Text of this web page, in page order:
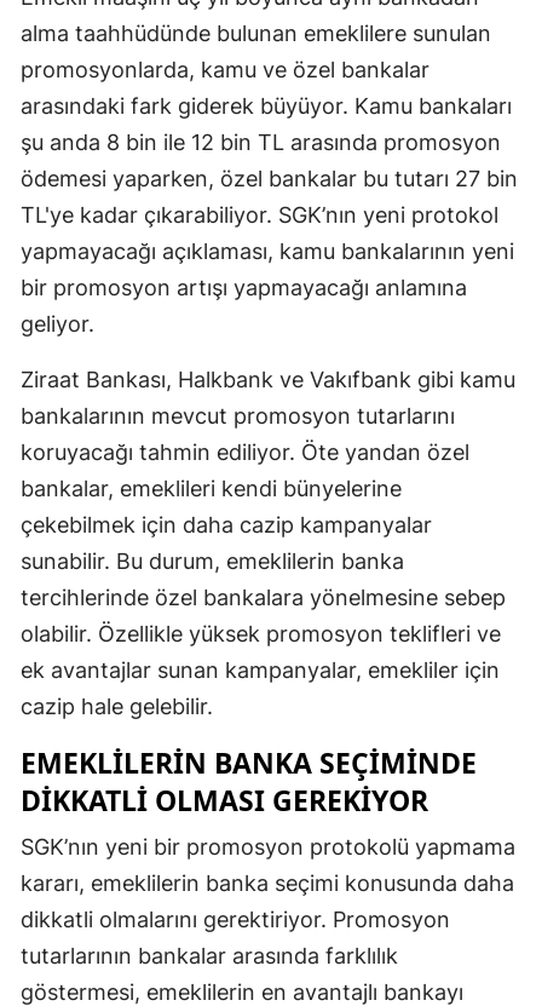
Samsun
Sinop
Sivas
Tekirdağ
Tokat
Tunceli
Şanlıurfa
Uşak
Van
Yozgat
Zonguldak
Aksaray
Karaman
Kırıkkale
Batman
Şırnak
Bartın
alma taahhüdünde bulunan emeklilere sunulan
promosyonlarda, kamu ve özel bankalar
arasındaki fark giderek büyüyor. Kamu bankaları
şu anda 8 bin ile 12 bin TL arasında promosyon
ödemesi yaparken, özel bankalar bu tutarı 27 bin
TL'ye kadar çıkarabiliyor. SGK’nın yeni protokol
yapmayacağı açıklaması, kamu bankalarının yeni
bir promosyon artışı yapmayacağı anlamına
geliyor.
Ziraat Bankası, Halkbank ve Vakıfbank gibi kamu
bankalarının mevcut promosyon tutarlarını
koruyacağı tahmin ediliyor. Öte yandan özel
bankalar, emeklileri kendi bünyelerine
çekebilmek için daha cazip kampanyalar
sunabilir. Bu durum, emeklilerin banka
tercihlerinde özel bankalara yönelmesine sebep
olabilir. Özellikle yüksek promosyon teklifleri ve
ek avantajlar sunan kampanyalar, emekliler için
cazip hale gelebilir.
EMEKLILERIN BANKA SEÇIMINDE
DIKKATLI OLMASI GEREKIYOR
SGK’nın yeni bir promosyon protokolü yapmama
kararı, emeklilerin banka seçimi konusunda daha
dikkatli olmalarını gerektiriyor. Promosyon
tutarlarının bankalar arasında farklılık
göstermesi, emeklilerin en avantajlı bankayı